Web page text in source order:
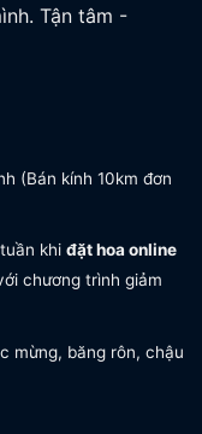
Tận tâm -
(Bán kính 10km đơn
khi đặt hoa online
chương trình giảm
mừng, băng rôn, chậu